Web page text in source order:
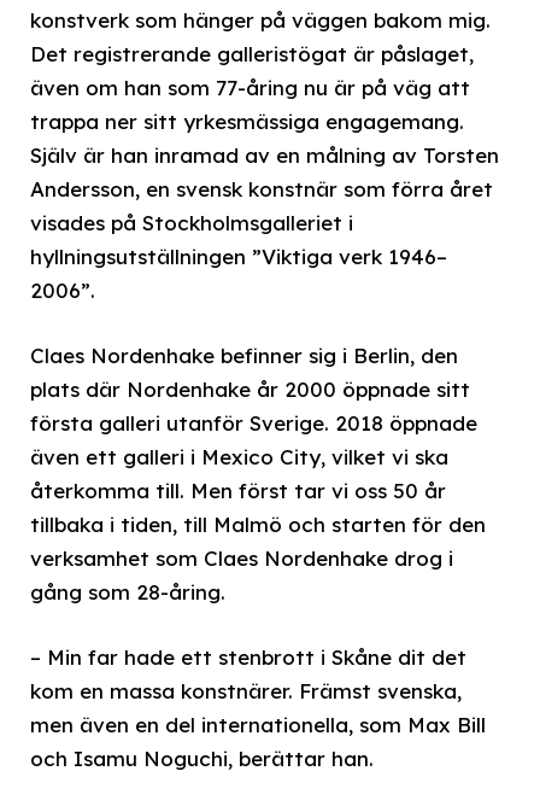
konstverk som hänger på väggen bakom mig.
Det registrerande galleristögat är påslaget,
även om han som 77-åring nu är på väg att
trappa ner sitt yrkesmässiga engagemang.
Själv är han inramad av en målning av Torsten
Andersson, en svensk konstnär som förra året
visades på Stockholmsgalleriet i
hyllningsutställningen ”Viktiga verk 1946–
2006”.
Claes Nordenhake befinner sig i Berlin, den
plats där Nordenhake år 2000 öppnade sitt
första galleri utanför Sverige. 2018 öppnade
även ett galleri i Mexico City, vilket vi ska
återkomma till. Men först tar vi oss 50 år
tillbaka i tiden, till Malmö och starten för den
verksamhet som Claes Nordenhake drog i
gång som 28-åring.
– Min far hade ett stenbrott i Skåne dit det
kom en massa konstnärer. Främst svenska,
men även en del internationella, som Max Bill
och Isamu Noguchi, berättar han.